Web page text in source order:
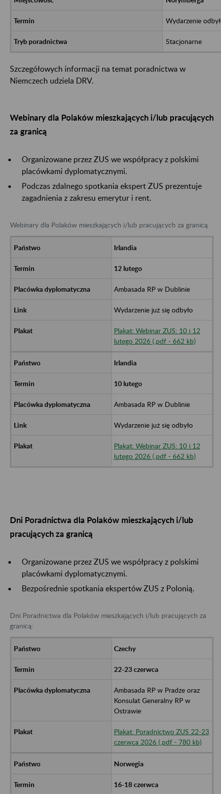
Wydarzenie
Stacjonarne
Szczegółowych informacji na temat poradnictwa w
Niemczech udziela DRV.
Webinary dla Polaków mieszkających i/lub pracujących
za granicą
Organizowane przez ZUS we współpracy z polskimi
placówkami dyplomatycznymi.
Podczas zdalnego spotkania ekspert ZUS prezentuje
zagadnienia z zakresu emerytur i rent.
Webinary dla Polaków mieszkających i/lub pracujących za granicą
Irlandia
12 lutego
Ambasada RP w Dublinie
Wydarzenie już się odbyło
Plakat: Webinar ZUS: 10 i 12
lutego 2026 (.pdf - 662 kb)
Irlandia
10 lutego
Ambasada RP w Dublinie
Wydarzenie już się odbyło
Plakat: Webinar ZUS: 10 i 12
lutego 2026 (.pdf - 662 kb)
Dni Poradnictwa dla Polaków mieszkających i/lub
pracujących za granicą
Organizowane przez ZUS we współpracy z polskimi
placówkami dyplomatycznymi.
Bezpośrednie spotkania ekspertów ZUS z Polonią.
Dni Poradnictwa dla Polaków mieszkających i/lub pracujących za
granicą:
Czechy
22-23 czerwca
Ambasada RP w Pradze oraz
Konsulat Generalny RP w
Ostrawie
Plakat: Poradnictwo ZUS 22-23
czerwca 2026 (.pdf - 780 kb)
Norwegia
16-18 czerwca